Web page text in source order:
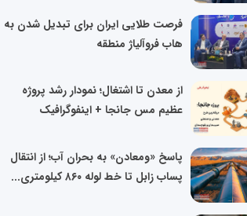
فرصت طلایی ایران برای تبدیل شدن به
هاب فروآلیاژ منطقه
از معدن تا اشتغال؛ نمودار رشد پروژه
عظیم مس جانجا + اینفوگرافیک
پاسخ «ومعادن» به بحران آب؛ از انتقال
پساب زابل تا خط لوله ۸۶۰ کیلومتری...